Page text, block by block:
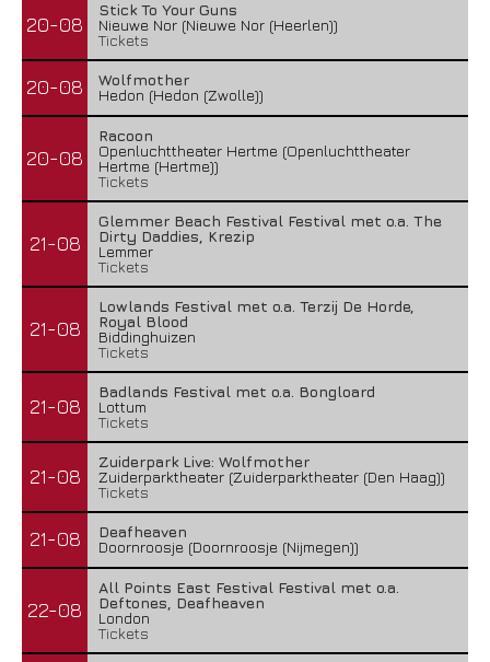
Wailin’ Storms – The Arsonist
The Fifth Alliance – Stenahoria
22 juli 2026
20-08
Stick To Your Guns
Nieuwe Nor (Nieuwe Nor (Heerlen))
Tickets
20-08
Wolfmother
Hedon (Hedon (Zwolle))
20-08
Racoon
Openluchttheater Hertme (Openluchttheater
Hertme (Hertme))
Tickets
21-08
Glemmer Beach Festival Festival met o.a. The
Dirty Daddies, Krezip
Lemmer
Tickets
21-08
Lowlands Festival met o.a. Terzij De Horde,
Royal Blood
Biddinghuizen
Tickets
21-08
Badlands Festival met o.a. Bongloard
Lottum
Tickets
21-08
Zuiderpark Live: Wolfmother
Zuiderparktheater (Zuiderparktheater (Den Haag))
Tickets
21-08
Deafheaven
Doornroosje (Doornroosje (Nijmegen))
22-08
All Points East Festival Festival met o.a.
Deftones, Deafheaven
London
Tickets